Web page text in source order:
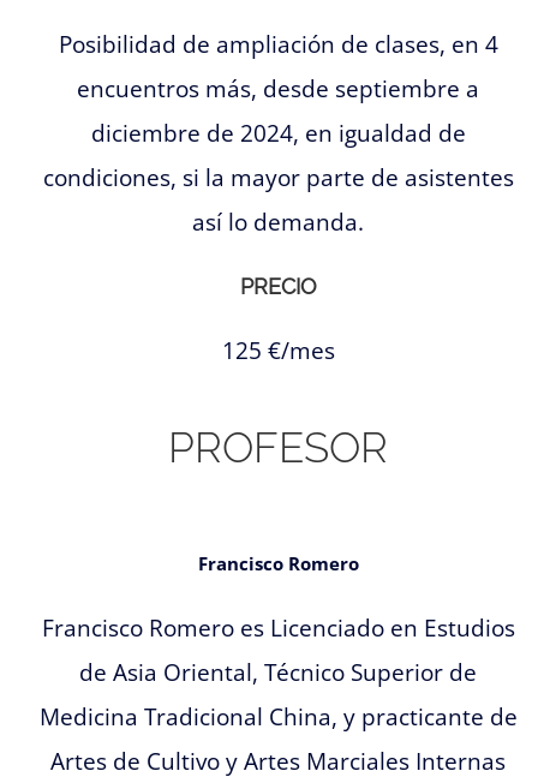
Posibilidad de ampliación de clases, en 4
encuentros más, desde septiembre a
diciembre de 2024, en igualdad de
condiciones, si la mayor parte de asistentes
así lo demanda.
PRECIO
125 €/mes
PROFESOR
Francisco Romero
Francisco Romero es Licenciado en Estudios
de Asia Oriental, Técnico Superior de
Medicina Tradicional China, y practicante de
Artes de Cultivo y Artes Marciales Internas